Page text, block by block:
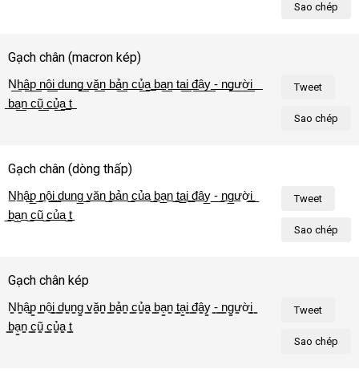
Sao chép
Gạch chân (macron kép)
Tweet
Sao chép
N͟h͟ậ͟p͟ ͟n͟ộ͟i͟ ͟d͟u͟n͟g͟ ͟v͟ă͟n͟ ͟b͟ả͟n͟ ͟c͟ủ͟a͟ ͟b͟ạ͟n͟ ͟t͟ạ͟i͟ ͟đ͟â͟y͟ ͟-͟ ͟n͟g͟ư͟ờ͟i͟
͟b͟ạ͟n͟ ͟c͟ũ͟ ͟c͟ủ͟a͟ ͟t͟ô͟i͟!͟
Gạch chân (dòng thấp)
Tweet
Sao chép
N̲h̲ậ̲p̲ ̲n̲ộ̲i̲ ̲d̲u̲n̲g̲ ̲v̲ă̲n̲ ̲b̲ả̲n̲ ̲c̲ủ̲a̲ ̲b̲ạ̲n̲ ̲t̲ạ̲i̲ ̲đ̲â̲y̲ ̲-̲ ̲n̲g̲ư̲ờ̲i̲
̲b̲ạ̲n̲ ̲c̲ũ̲ ̲c̲ủ̲a̲ ̲t̲ô̲i̲!̲
Gạch chân kép
Tweet
Sao chép
N̳h̳ậ̳p̳ ̳n̳ộ̳i̳ ̳d̳u̳n̳g̳ ̳v̳ă̳n̳ ̳b̳ả̳n̳ ̳c̳ủ̳a̳ ̳b̳ạ̳n̳ ̳t̳ạ̳i̳ ̳đ̳â̳y̳ ̳-̳ ̳n̳g̳ư̳ờ̳i̳
̳b̳ạ̳n̳ ̳c̳ũ̳ ̳c̳ủ̳a̳ ̳t̳ô̳i̳!̳